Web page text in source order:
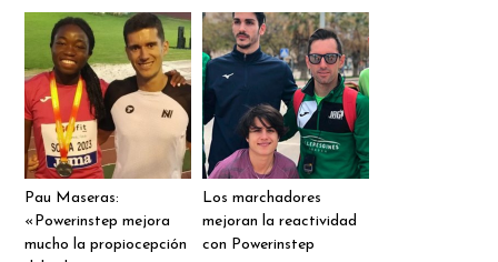
Pau Maseras:
«Powerinstep mejora
mucho la propiocepción
Los marchadores
mejoran la reactividad
con Powerinstep